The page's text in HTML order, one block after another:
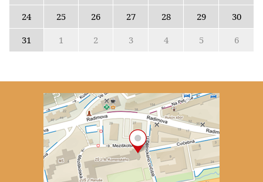
24
25 26 27 28 29
30
31
1 2 3 4 5 6